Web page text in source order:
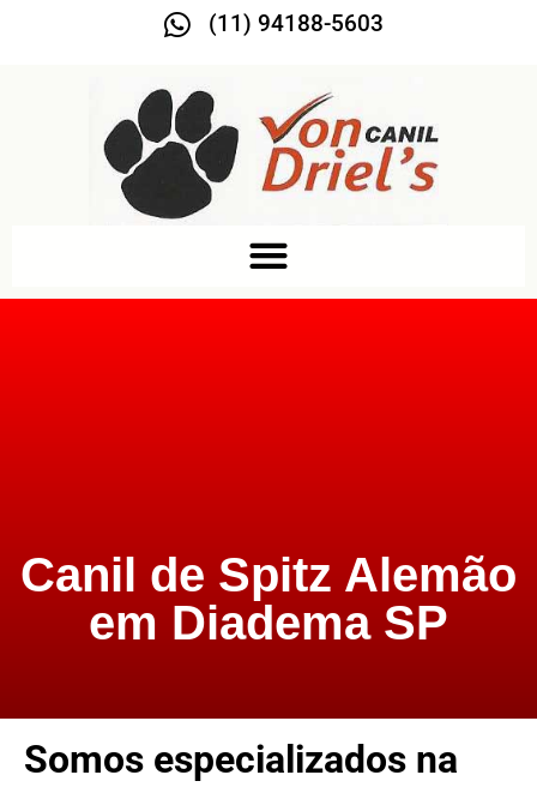
(11) 94188-5603
Canil de Spitz Alemão
em Diadema SP
Somos especializados na